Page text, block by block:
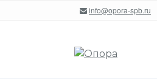
info@opora-spb.ru